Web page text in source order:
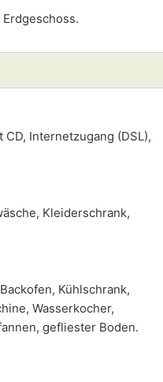
Erdgeschoss.
CD, Internetzugang (DSL),
Kleiderschrank,
Kühlschrank,
Wasserkocher,
gefliester Boden.